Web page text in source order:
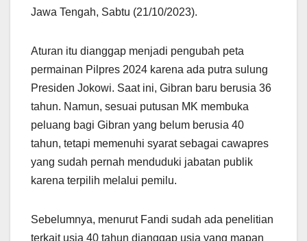
Jawa Tengah, Sabtu (21/10/2023).
Aturan itu dianggap menjadi pengubah peta
permainan Pilpres 2024 karena ada putra sulung
Presiden Jokowi. Saat ini, Gibran baru berusia 36
tahun. Namun, sesuai putusan MK membuka
peluang bagi Gibran yang belum berusia 40
tahun, tetapi memenuhi syarat sebagai cawapres
yang sudah pernah menduduki jabatan publik
karena terpilih melalui pemilu.
Sebelumnya, menurut Fandi sudah ada penelitian
terkait usia 40 tahun dianggap usia yang mapan